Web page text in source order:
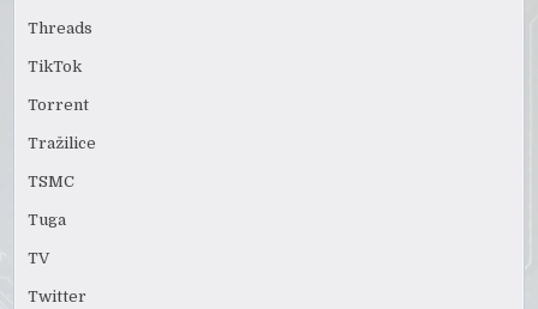
Threads
TikTok
Torrent
Tražilice
TSMC
Tuga
TV
Twitter